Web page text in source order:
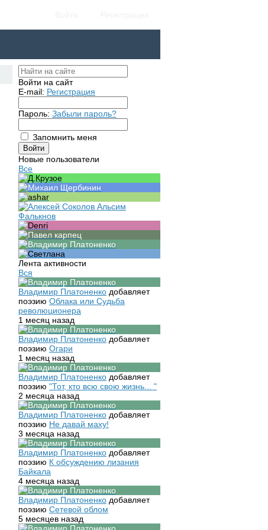
Войти на сайт
E-mail: Регистрация
Пароль: Забыли пароль?
Запомнить меня
Новые пользователи
Все
Лента активности
Вся
Владимир Платоненко добавляет
поэзию Облака или Судьба
революционера
1 месяц назад
Владимир Платоненко добавляет
поэзию Огари
1 месяц назад
Владимир Платоненко добавляет
поэзию "Тот, кто всю свою жизнь... "
2 месяца назад
Владимир Платоненко добавляет
поэзию Не давай маху!
3 месяца назад
Владимир Платоненко добавляет
поэзию К обсуждению лизания
Байкала
4 месяца назад
Владимир Платоненко добавляет
поэзию Сетевой облом
5 месяцев назад